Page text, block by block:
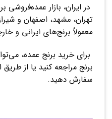
در ایران، بازار عمده‌فروشی
تهران، مشهد، اصفهان و
معمولاً برنج‌های ایرانی و
برای خرید برنج عمده،
برنج مراجعه کنید یا از
سفارش دهید.